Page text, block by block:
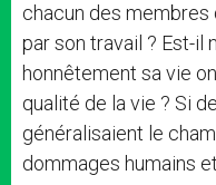
chacun des
par son travail ? Est-il
honnêtement sa vie
qualité de la vie ? Si
généralisaient le
dommages humains